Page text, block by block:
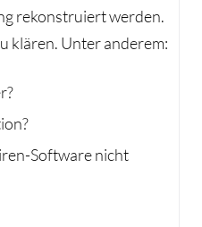
rekonstruiert werden.
klären. Unter anderem:
Software nicht